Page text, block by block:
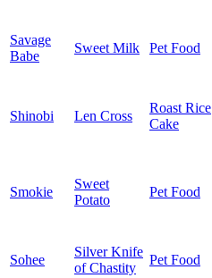
Savage
Babe
Sweet Milk Pet Food
Shinobi Len Cross
Roast Rice
Cake
Smokie
Sweet
Potato
Pet Food
Sohee
Silver Knife
of Chastity
Pet Food